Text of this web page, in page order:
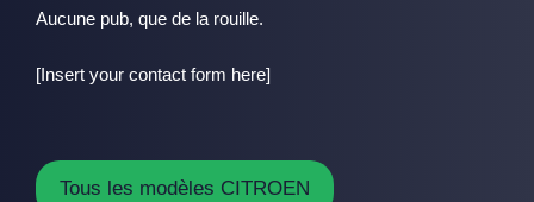
Aucune pub, que de la rouille.
[Insert your contact form here]
Tous les modèles CITROEN